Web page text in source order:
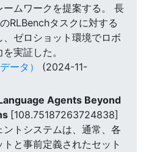
ムワークを提案する。 長
RLBenchタスクに対する
ゼロショット環境でロボ
実証した。
ータ）
(2024-11-
Agents Beyond
[108.75187263724838]
トシステムは、通常、各
と事前定義されたセット